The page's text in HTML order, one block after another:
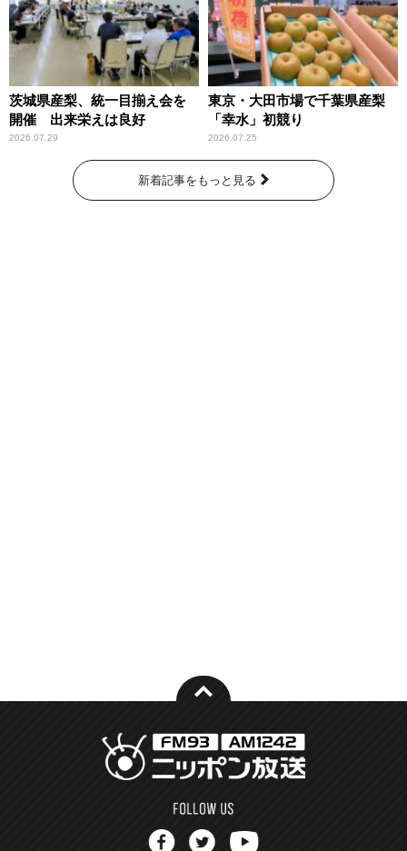
茨城県産梨、統一目揃え会を
開催 出来栄えは良好
2026.07.29
東京・大田市場で千葉県産梨
「幸水」初競り
2026.07.25
新着記事をもっと見る